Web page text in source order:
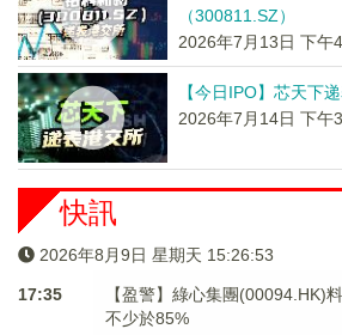
（300811.SZ）
2026年7月13日 下午
【今日IPO】芯天下
2026年7月14日 下午
快訊
2026年8月9日 星期天 15:26:54
17:35
【盈警】綠心集團(00094.HK)
不少於85%